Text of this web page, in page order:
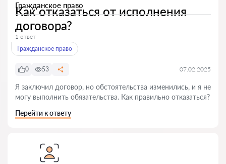
Гражданское право
Как отказаться от исполнения
договора?
1 ответ
Гражданское право
0 53 07.02.2025
Я заключил договор, но обстоятельства изменились, и я не
могу выполнить обязательства. Как правильно отказаться?
Перейти к ответу